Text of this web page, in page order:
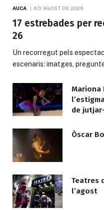
AUCA 6 D'AGOST DE 2026
17 estrebades per
26
Un recorregut pels
escenaris: imatges,
Mariona
de
Òscar
Teatres
l’agost